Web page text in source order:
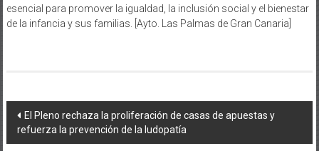
esencial para promover la igualdad, la inclusión social y el bienestar
de la infancia y sus familias. [Ayto. Las Palmas de Gran Canaria]
Navegación
de
El Pleno rechaza la proliferación de casas de apuestas y
refuerza la prevención de la ludopatía